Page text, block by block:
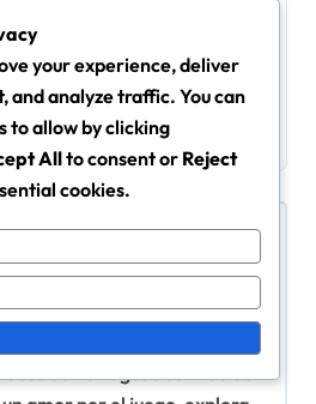
Na
rticipaciones en tor
neos, Liderazgo
un apasionado periodista
Austria, que ha dedicado su
el ascenso del talento
Con un agudo sentido de
your experience, deliver
and analyze traffic. You can
to allow by clicking
Allto consent or Reject
cookies.